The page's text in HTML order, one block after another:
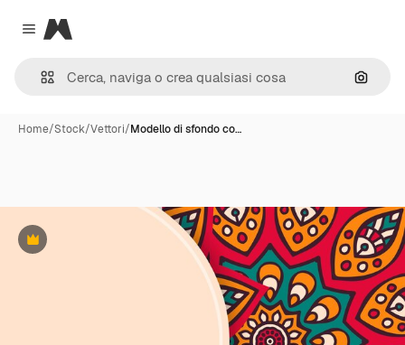
Close menu
Magnific
Cerca
Home/Stock/Vettori/Modello di sfondo co…
Premium